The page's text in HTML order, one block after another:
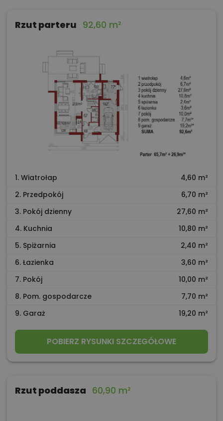
Rzut parteru 92,60 m²
1. Wiatrołap
4,60 m²
2. Przedpokój
6,70 m²
3. Pokój dzienny
27,60 m²
4. Kuchnia
10,80 m²
5. Spiżarnia
2,40 m²
6. Łazienka
3,60 m²
7. Pokój
10,00 m²
8. Pom. gospodarcze
7,70 m²
9. Garaż
19,20 m²
POBIERZ RYSUNKI SZCZEGÓŁOWE
Rzut poddasza 60,90 m²